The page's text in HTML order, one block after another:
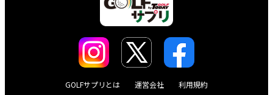
GOLFサプリとは 運営会社 利用規約